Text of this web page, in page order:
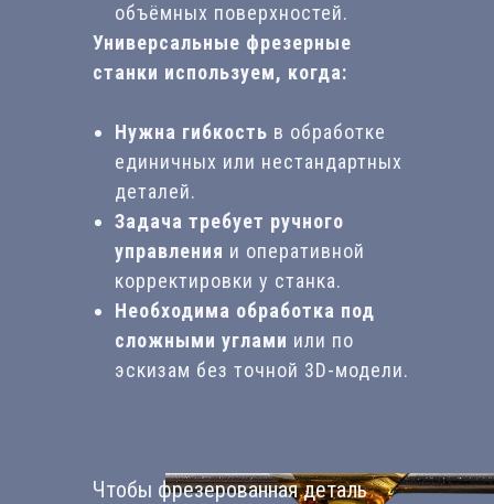
объёмных поверхностей.
Универсальные фрезерные
станки используем, когда:
Нужна гибкость в обработке
единичных или нестандартных
деталей.
Задача требует ручного
управления и оперативной
корректировки у станка.
Необходима обработка под
сложными углами или по
эскизам без точной 3D-модели.
Чтобы фрезерованная деталь